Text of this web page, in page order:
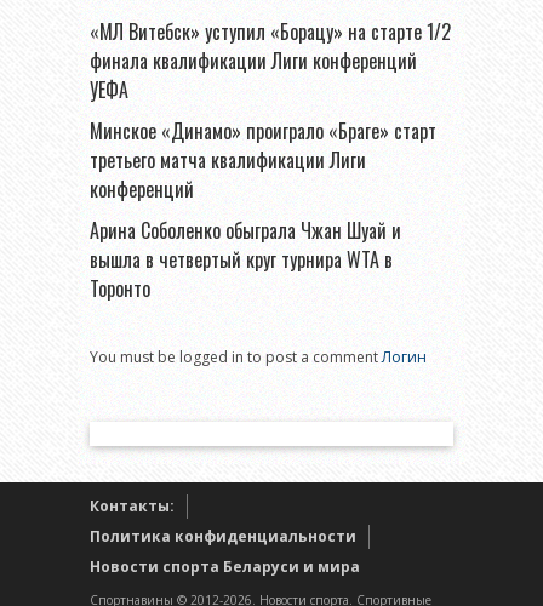
«МЛ Витебск» уступил «Борацу» на старте 1/2
финала квалификации Лиги конференций
УЕФА
Минское «Динамо» проиграло «Браге» старт
третьего матча квалификации Лиги
конференций
Арина Соболенко обыграла Чжан Шуай и
вышла в четвертый круг турнира WTA в
Торонто
You must be logged in to post a commentЛогин
Контакты:
Политика конфиденциальности
Новости спорта Беларуси и мира
Спортнавины © 2012-2026. Новости спорта. Спортивные